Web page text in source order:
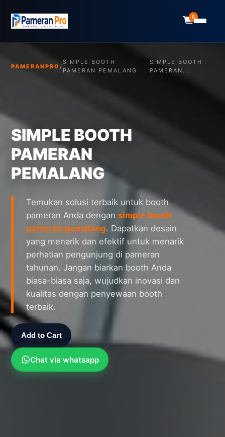
0
PAMERANPRO /
SIMPLE BOOTH
PAMERAN PEMALANG
SIMPLE BOOTH
PAMERAN...
SIMPLE BOOTH
PAMERAN
PEMALANG
Temukan solusi terbaik untuk booth
pameran Anda dengansimple booth
pameran pemalang. Dapatkan desain
yang menarik dan efektif untuk menarik
perhatian pengunjung di pameran
tahunan. Jangan biarkan booth Anda
biasa-biasa saja, wujudkan inovasi dan
kualitas dengan penyewaan booth
terbaik.
Add to Cart
Chat via whatsapp